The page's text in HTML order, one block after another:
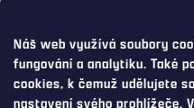
Náš web využívá soubory
fungování a analytiku. Také
cookies, k čemuž udělujete
nastavení svého prohlížeče.